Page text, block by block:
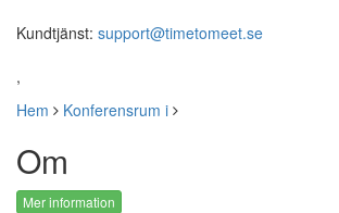
Kundtjänst: support@timetomeet.se
,
Hem
Konferensrum i
Om
Mer information